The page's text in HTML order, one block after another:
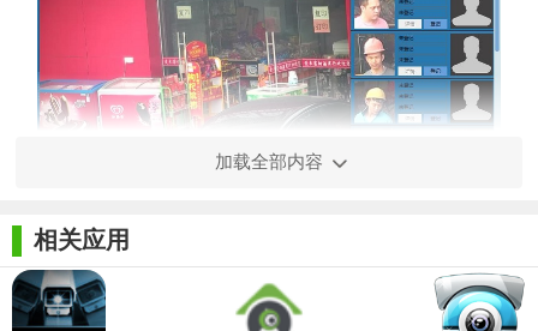
【君成VMS网络视频监控软件功能】
1. 实时监控：支持多画面同步预览，高清画质展示，实时监
控各区域安全状况。
加载全部内容
相关应用